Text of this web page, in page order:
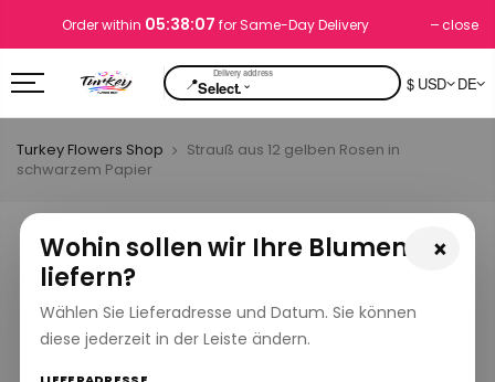
Order within 05:38:07 for Same-Day Delivery close
📍Select.⌄ $ USD DE
×
Wohin sollen wir Ihre Blumen
liefern?
Wählen Sie Lieferadresse und Datum. Sie können
diese jederzeit in der Leiste ändern.
Turkey Flowers Shop
Strauß aus 12 gelben Rosen in
schwarzem Papier